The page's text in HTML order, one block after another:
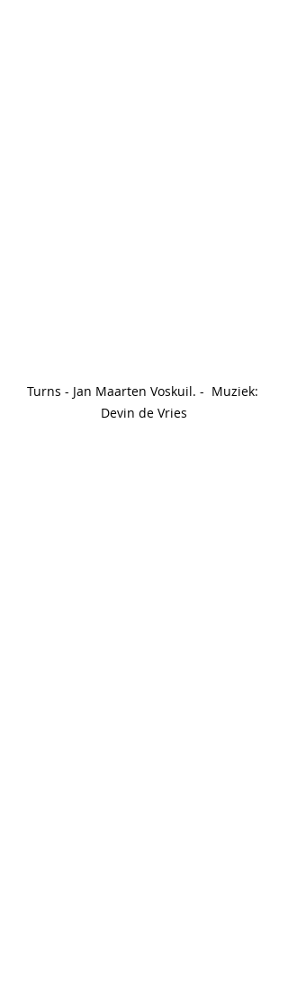
Turns - Jan Maarten Voskuil. -  Muziek:
Devin de Vries